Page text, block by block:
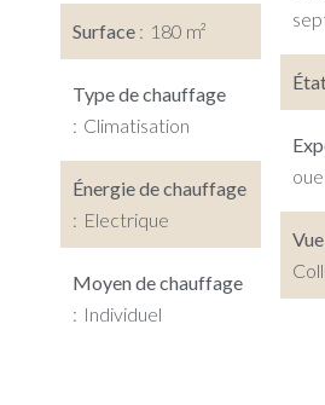
Surface 180 m²
Type de chauffage
Climatisation
Énergie de chauffage
Electrique
Moyen de chauffage
Individuel
Vue